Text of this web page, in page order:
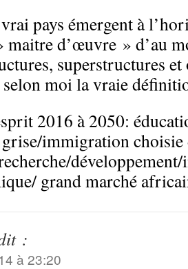
pays émergent à
d’œuvre » d’au
superstructures et
moi la vraie
2016 à 2050:
immigration choisie
grand marché
:
à 23:20